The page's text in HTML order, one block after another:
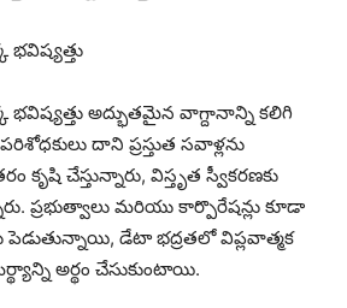
భవిష్యత్తు
భవిష్యత్తు అద్భుతమైన వాగ్దానాన్ని కలిగి
దాని ప్రస్తుత సవాళ్లను
చేస్తున్నారు, విస్తృత స్వీకరణకు
ప్రభుత్వాలు మరియు కార్పొరేషన్లు కూడా
పెడుతున్నాయి, డేటా భద్రతలో విప్లవాత్మక
అర్థం చేసుకుంటాయి.